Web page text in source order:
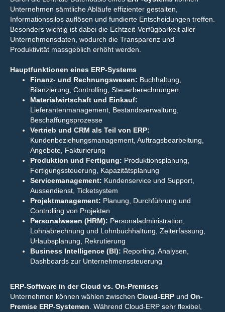
Unternehmen sämtliche Abläufe effizienter gestalten,
Informationssilos auflösen und fundierte Entscheidungen treffen.
Besonders wichtig ist dabei die Echtzeit-Verfügbarkeit aller
Unternehmensdaten, wodurch die Transparenz und
Produktivität massgeblich erhöht werden.
Hauptfunktionen eines ERP-Systems
Finanz- und Rechnungswesen: Buchhaltung,
Bilanzierung, Controlling, Steuerberechnungen
Materialwirtschaft und Einkauf:
Lieferantenmanagement, Bestandsverwaltung,
Beschaffungsprozesse
Vertrieb und CRM als Teil von ERP:
Kundenbeziehungsmanagement, Auftragsbearbeitung,
Angebote, Fakturierung
Produktion und Fertigung: Produktionsplanung,
Fertigungssteuerung, Kapazitätsplanung
Servicemanagement: Kundenservice und Support,
Aussendienst, Ticketsystem
Projektmanagement: Planung, Durchführung und
Controlling von Projekten
Personalwesen (HRM): Personaladministration,
Lohnabrechnung und Lohnbuchhaltung, Zeiterfassung,
Urlaubsplanung, Rekrutierung
Business Intelligence (BI): Reporting, Analysen,
Dashboards zur Unternehmenssteuerung
ERP-Software in der Cloud vs. On-Premises
Unternehmen können wählen zwischen Cloud-ERP und On-
Premise ERP-Systemen. Während Cloud-ERP sehr flexibel,